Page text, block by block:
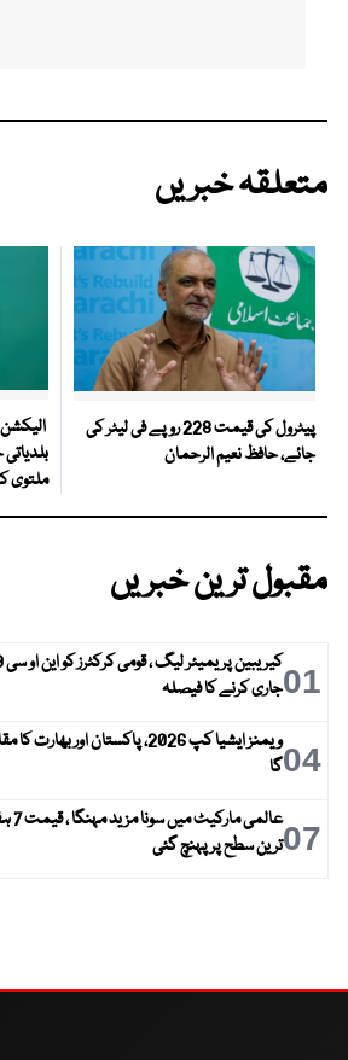
متعلقہ خبریں
پیٹرول کی قیمت 228 روپے فی لیٹر کی
جائے، حافظ نعیم الرحمان
ملتوی
مقبول ترین خبریں
01جاری کرنے کا فیصلہ
04
ویمنز ایشیا کپ 2026، پاکستان اور
گا
07ترین سطح پر پہنچ گئی